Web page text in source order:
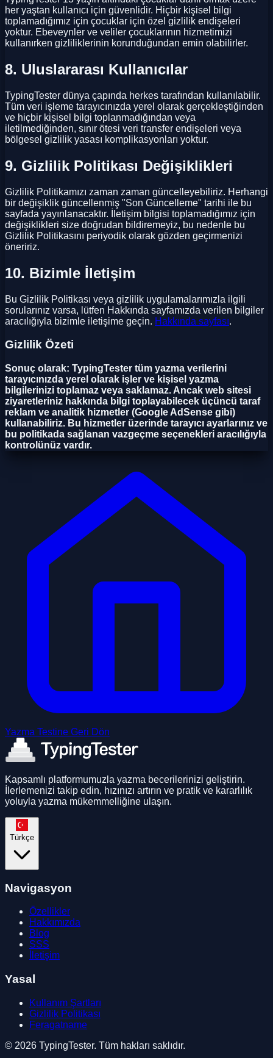
her yaştan kullanıcı için güvenlidir. Hiçbir kişisel bilgi
toplamadığımız için çocuklar için özel gizlilik endişeleri
yoktur. Ebeveynler ve veliler çocuklarının hizmetimizi
kullanırken gizliliklerinin korunduğundan emin olabilirler.
8. Uluslararası Kullanıcılar
TypingTester dünya çapında herkes tarafından kullanılabilir.
Tüm veri işleme tarayıcınızda yerel olarak gerçekleştiğinden
ve hiçbir kişisel bilgi toplanmadığından veya
iletilmediğinden, sınır ötesi veri transfer endişeleri veya
bölgesel gizlilik yasası komplikasyonları yoktur.
9. Gizlilik Politikası Değişiklikleri
Gizlilik Politikamızı zaman zaman güncelleyebiliriz. Herhangi
bir değişiklik güncellenmiş "Son Güncelleme" tarihi ile bu
sayfada yayınlanacaktır. İletişim bilgisi toplamadığımız için
değişiklikleri size doğrudan bildiremeyiz, bu nedenle bu
Gizlilik Politikasını periyodik olarak gözden geçirmenizi
öneririz.
10. Bizimle İletişim
Bu Gizlilik Politikası veya gizlilik uygulamalarımızla ilgili
sorularınız varsa, lütfen Hakkında sayfamızda verilen bilgiler
aracılığıyla bizimle iletişime geçin. Hakkında sayfası.
Gizlilik Özeti
Sonuç olarak: TypingTester tüm yazma verilerini
tarayıcınızda yerel olarak işler ve kişisel yazma
bilgilerinizi toplamaz veya saklamaz. Ancak web sitesi
ziyaretleriniz hakkında bilgi toplayabilecek üçüncü taraf
reklam ve analitik hizmetler (Google AdSense gibi)
kullanabiliriz. Bu hizmetler üzerinde tarayıcı ayarlarınız ve
bu politikada sağlanan vazgeçme seçenekleri aracılığıyla
kontrolünüz vardır.
Yazma Testine Geri Dön
Kapsamlı platformumuzla yazma becerilerinizi geliştirin.
İlerlemenizi takip edin, hızınızı artırın ve pratik ve kararlılık
yoluyla yazma mükemmelliğine ulaşın.
Türkçe
Navigasyon
Özellikler
Hakkımızda
Blog
SSS
İletişim
Yasal
Kullanım Şartları
Gizlilik Politikası
Feragatname
© 2026 TypingTester. Tüm hakları saklıdır.